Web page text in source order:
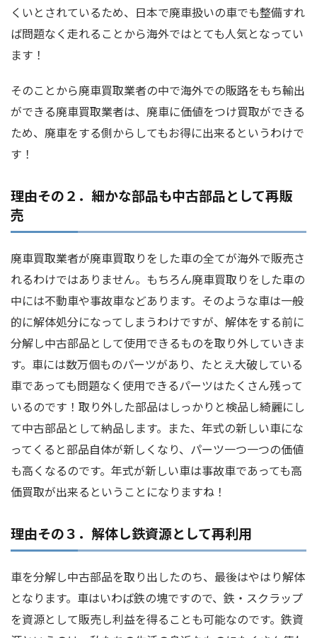
くいとされているため、日本で廃車扱いの車でも整備すれ
ば問題なく走れることから海外ではとても人気となってい
ます！
そのことから廃車買取業者の中で海外での販路をもち輸出
ができる廃車買取業者は、廃車に価値をつけ買取ができる
ため、廃車をする側からしてもお得に出来るというわけで
す！
理由その２．細かな部品も中古部品として再販
売
廃車買取業者が廃車買取りをした車の全てが海外で販売さ
れるわけではありません。もちろん廃車買取りをした車の
中には不動車や事故車などあります。そのような車は一般
的に解体処分になってしまうわけですが、解体をする前に
分解し中古部品として使用できるものを取り外していきま
す。車には数万個ものパーツがあり、たとえ大破している
車であっても問題なく使用できるパーツはたくさん残って
いるのです！取り外した部品はしっかりと検品し綺麗にし
て中古部品として納品します。また、年式の新しい車にな
ってくると部品自体が新しくなり、パーツ一つ一つの価値
も高くなるのです。年式が新しい車は事故車であっても高
価買取が出来るということになりますね！
理由その３．解体し鉄資源として再利用
車を分解し中古部品を取り出したのち、最後はやはり解体
となります。車はいわば鉄の塊ですので、鉄・スクラップ
を資源として販売し利益を得ることも可能なのです。鉄資